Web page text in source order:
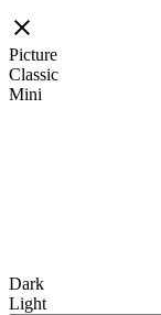
Picture
Classic
Mini
Dark
Light